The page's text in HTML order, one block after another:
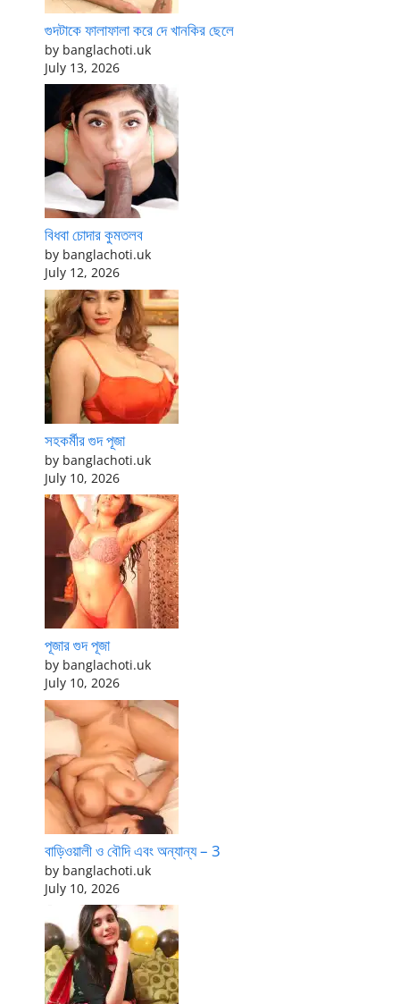
গুদটাকে ফালাফালা করে দে খানকির ছেলে
by banglachoti.uk
July 13, 2026
বিধবা চোদার কুমতলব
by banglachoti.uk
July 12, 2026
সহকর্মীর গুদ পূজা
by banglachoti.uk
July 10, 2026
পূজার গুদ পূজা
by banglachoti.uk
July 10, 2026
বাড়িওয়ালী ও বৌদি এবং অন্যান্য – 3
by banglachoti.uk
July 10, 2026